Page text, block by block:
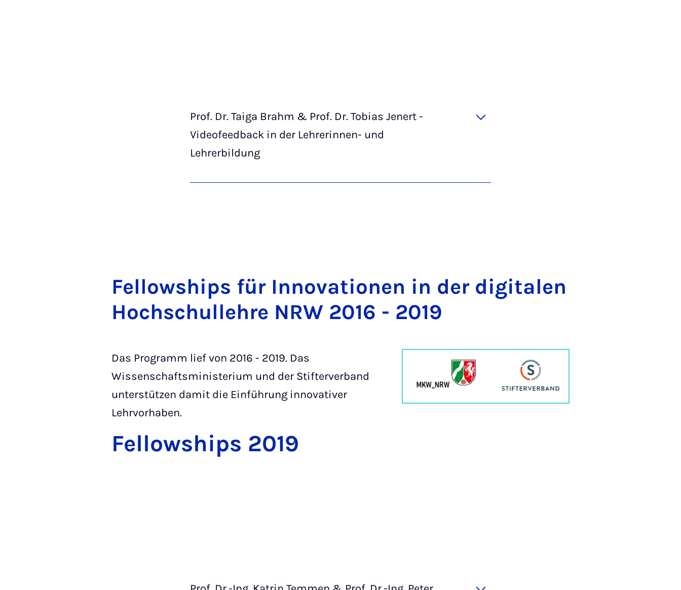
Prof. Dr. Taiga Brahm & Prof. Dr. Tobias Jenert -
Videofeedback in der Lehrerinnen- und
Lehrerbildung
Fel­low­ships für In­no­va­ti­o­nen in der di­gi­ta­len
Hoch­schul­leh­re NRW 2016 - 2019
Das Programm lief von 2016 - 2019. Das
Wissenschaftsministerium und der Stifterverband
unterstützen damit die Einführung innovativer
Lehrvorhaben.
Fellowships 2019